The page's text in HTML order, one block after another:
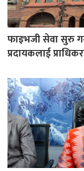
फाइभजी सेवा सुरु
प्रदायकलाई